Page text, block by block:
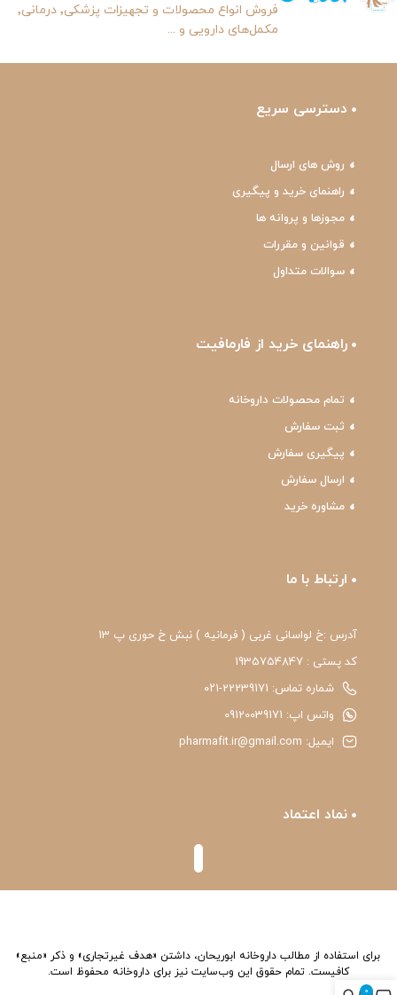
فروش انواع محصولات و تجهیزات پزشکی٬ درمانی٬
مکمل‌های دارویی و ...
دسترسی سریع
روش های ارسال
راهنمای خرید و پیگیری
مجوزها و پروانه ها
قوانین و مقررات
سوالات متداول
راهنمای خرید از فارمافیت
تمام محصولات داروخانه
ثبت سفارش
پیگیری سفارش
ارسال سفارش
مشاوره خرید
ارتباط با ما
آدرس :خ لواسانی غربی ( فرمانیه ) نبش خ حوری پ 13
کد پستی : 1935754847
شماره تماس: 22239171-۰۲۱
واتس اپ: 09120039171
ایمیل: pharmafit.ir@gmail.com
نماد اعتماد
برای استفاده از مطالب داروخانه ابوریحان، داشتن «هدف غیرتجاری» و ذکر «منبع»
کافیست. تمام حقوق اين وب‌سايت نیز برای داروخانه محفوظ است.
0